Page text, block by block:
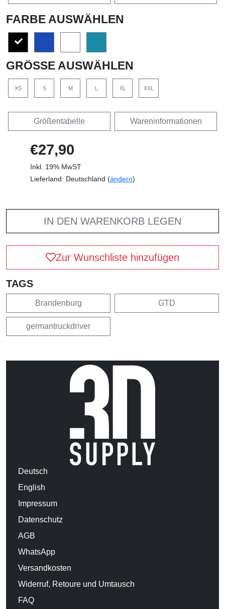
FARBE AUSWÄHLEN
GRÖSSE AUSWÄHLEN
XS S M XL XXL
Größentabelle Wareninformationen
€27,90
Inkl. 19% MwST
Lieferland: Deutschland (ändern)
IN DEN WARENKORB LEGEN
Zur Wunschliste hinzufügen
TAGS
Brandenburg GTD
germantruckdriver
Deutsch
English
Impressum
Datenschutz
AGB
WhatsApp
Versandkosten
Widerruf, Retoure und Umtausch
FAQ